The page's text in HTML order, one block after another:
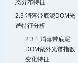
态分布特征
2.3 消落带底泥DOM光
谱特征分析
2.3.1 消落带底泥
DOM紫外光谱指数
变化特征